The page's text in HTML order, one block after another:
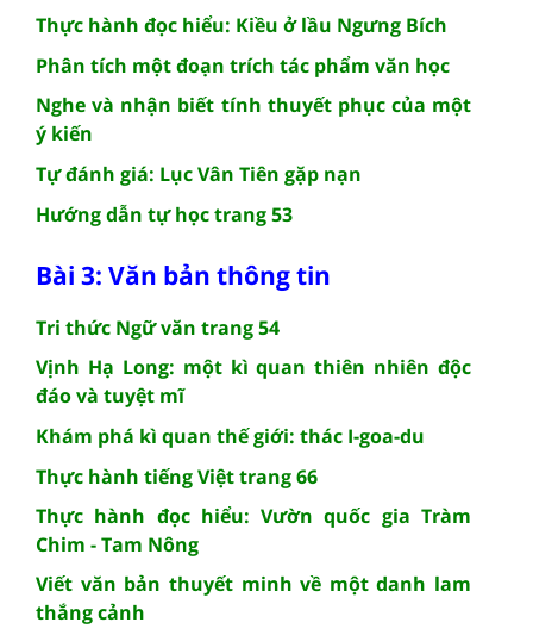
Thực hành đọc hiểu: Kiều ở lầu Ngưng Bích
Phân tích một đoạn trích tác phẩm văn học
Nghe và nhận biết tính thuyết phục của một
ý kiến
Tự đánh giá: Lục Vân Tiên gặp nạn
Hướng dẫn tự học trang 53
Bài 3: Văn bản thông tin
Tri thức Ngữ văn trang 54
Vịnh Hạ Long: một kì quan thiên nhiên độc
đáo và tuyệt mĩ
Khám phá kì quan thế giới: thác I-goa-du
Thực hành tiếng Việt trang 66
Thực hành đọc hiểu: Vườn quốc gia Tràm
Chim - Tam Nông
Viết văn bản thuyết minh về một danh lam
thắng cảnh